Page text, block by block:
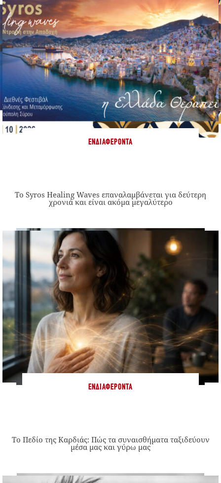
ΕΝΔΙΑΦΈΡΟΝΤΑ
Το Syros Healing Waves επαναλαμβάνεται για δεύτερη
χρονιά και είναι ακόμα μεγαλύτερο
ΕΝΔΙΑΦΈΡΟΝΤΑ
Το Πεδίο της Καρδιάς: Πώς τα συναισθήματα ταξιδεύουν
μέσα μας και γύρω μας